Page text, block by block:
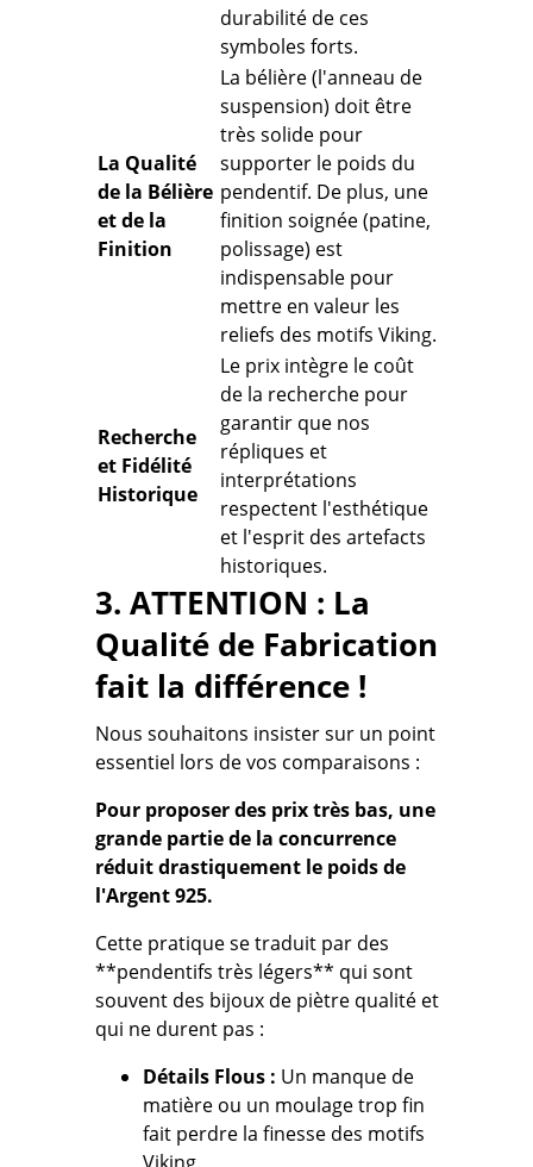
durabilité de ces
symboles forts.
La Qualité
de la Bélière
et de la
Finition
La bélière (l'anneau de
suspension) doit être
très solide pour
supporter le poids du
pendentif. De plus, une
finition soignée (patine,
polissage) est
indispensable pour
mettre en valeur les
reliefs des motifs Viking.
Recherche
et Fidélité
Historique
Le prix intègre le coût
de la recherche pour
garantir que nos
répliques et
interprétations
respectent l'esthétique
et l'esprit des artefacts
historiques.
3. ATTENTION : La
Qualité de Fabrication
fait la différence !
Nous souhaitons insister sur un point
essentiel lors de vos comparaisons :
Pour proposer des prix très bas, une
grande partie de la concurrence
réduit drastiquement le poids de
l'Argent 925.
Cette pratique se traduit par des
**pendentifs très légers** qui sont
souvent des bijoux de piètre qualité et
qui ne durent pas :
Détails Flous : Un manque de
matière ou un moulage trop fin
fait perdre la finesse des motifs